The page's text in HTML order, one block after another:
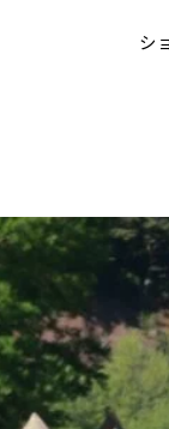
シ